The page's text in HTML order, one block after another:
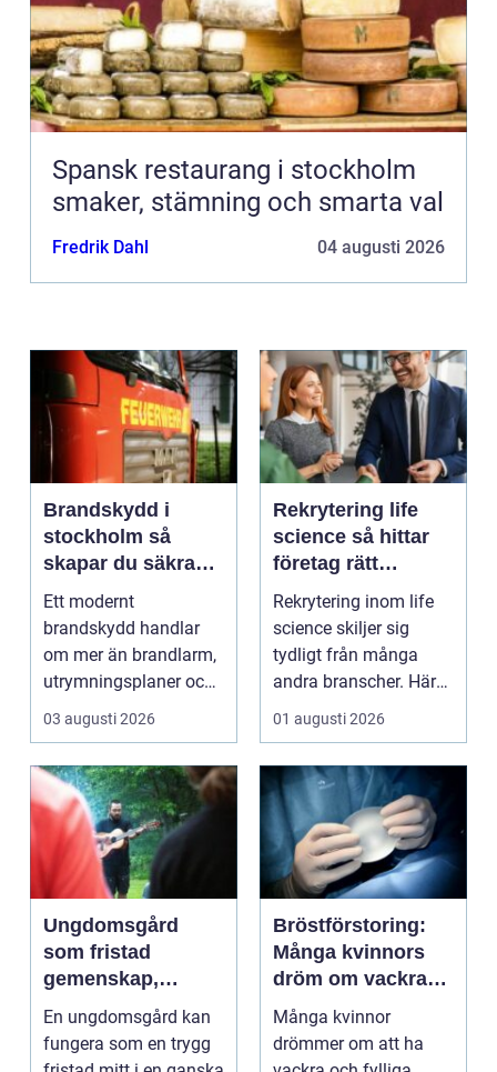
Spansk restaurang i stockholm
smaker, stämning och smarta val
Fredrik Dahl 04 augusti 2026
Brandskydd i
stockholm så
skapar du säkra
byggnader på
riktigt
Ett modernt
brandskydd handlar
om mer än brandlarm,
utrymningsplaner och
röda brandsläckare på
vägga...
03 augusti 2026
Rekrytering life
science så hittar
företag rätt
kompetens när
kraven är som
högst
Rekrytering inom life
science skiljer sig
tydligt från många
andra branscher. Här
påverkar varje bes...
01 augusti 2026
Ungdomsgård
som fristad
gemenskap,
trygghet och
växande
En ungdomsgård kan
fungera som en trygg
Bröstförstoring:
Många kvinnors
dröm om vackra
bröst
Många kvinnor
drömmer om att ha